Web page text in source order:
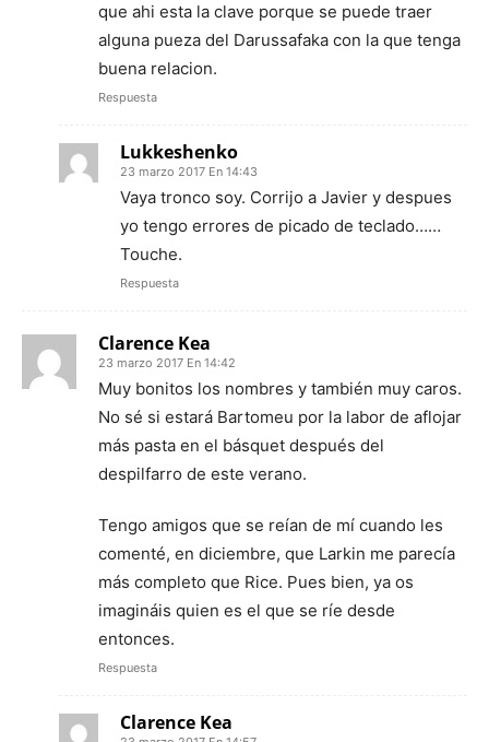
que ahi esta la clave porque se puede traer
alguna pueza del Darussafaka con la que tenga
buena relacion.
Respuesta
Lukkeshenko
23 marzo 2017 En 14:43
Vaya tronco soy. Corrijo a Javier y despues
yo tengo errores de picado de teclado……
Touche.
Respuesta
Clarence Kea
23 marzo 2017 En 14:42
Muy bonitos los nombres y también muy caros.
No sé si estará Bartomeu por la labor de aflojar
más pasta en el básquet después del
despilfarro de este verano.
Tengo amigos que se reían de mí cuando les
comenté, en diciembre, que Larkin me parecía
más completo que Rice. Pues bien, ya os
imagináis quien es el que se ríe desde
entonces.
Respuesta
Clarence Kea